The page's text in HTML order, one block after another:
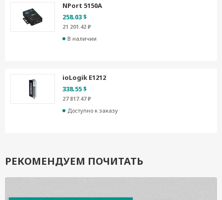
NPort 5150A
258.03 $
21 201.42 ₽
В наличии
ioLogik E1212
338.55 $
27 817.47 ₽
Доступно к заказу
РЕКОМЕНДУЕМ ПОЧИТАТЬ